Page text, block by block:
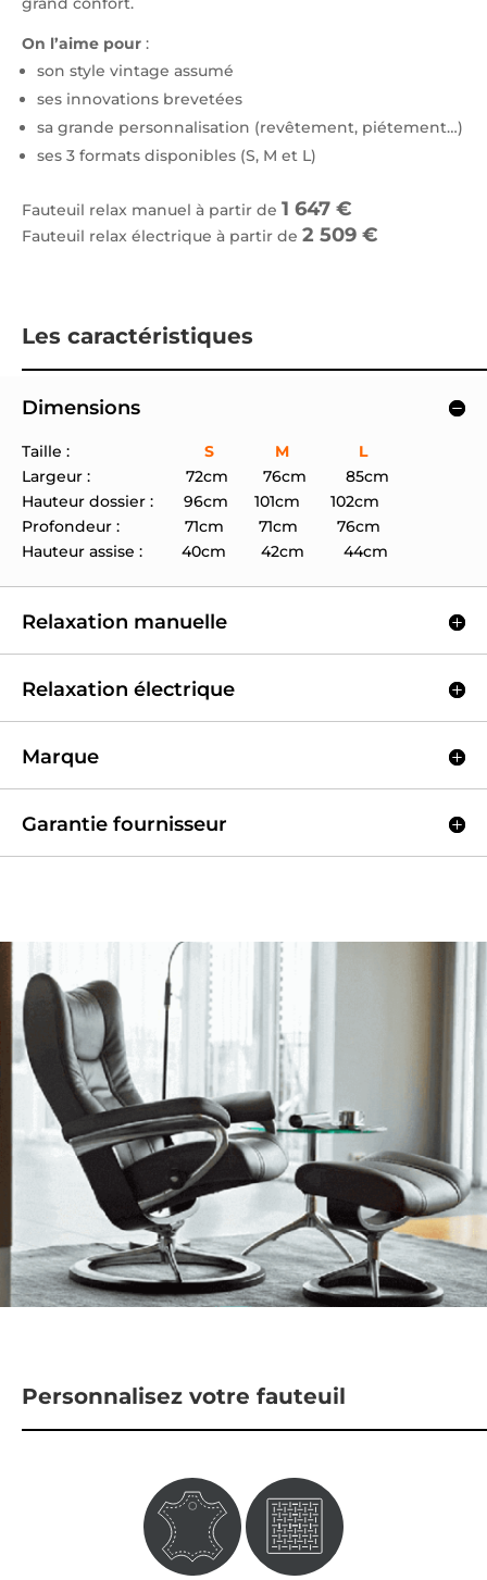
On l’aime pour :
son style vintage assumé
ses innovations brevetées
sa grande personnalisation (revêtement, piétement…)
ses 3 formats disponibles (S, M et L)
Fauteuil relax manuel à partir de 1 647 €
Fauteuil relax électrique à partir de 2 509 €
Les caractéristiques
Dimensions
Taille :
S M L
Largeur : 72cm 76cm 85cm
Hauteur dossier : 96cm 101cm 102cm
Profondeur : 71cm 71cm 76cm
Hauteur assise : 40cm 42cm 44cm
Relaxation manuelle
Relaxation électrique
Marque
Garantie fournisseur
Personnalisez votre fauteuil